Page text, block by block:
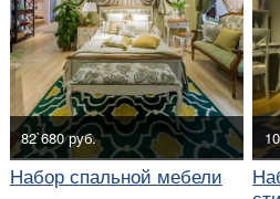
82`680 руб.
Набор спальной мебели